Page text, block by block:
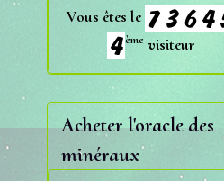
Vous êtes le
ème visiteur
Acheter l'oracle des
minéraux